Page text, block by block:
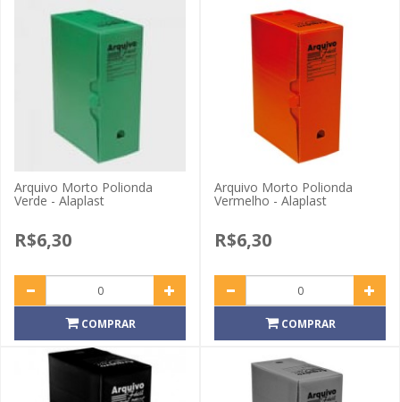
Arquivo Morto Polionda
Verde - Alaplast
R$6,30
COMPRAR
Arquivo Morto Polionda
Vermelho - Alaplast
R$6,30
COMPRAR